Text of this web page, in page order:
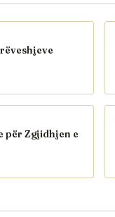
për Zgjidhjen e